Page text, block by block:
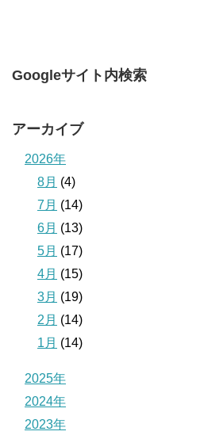
Googleサイト内検索
アーカイブ
2026年
8月 (4)
7月 (14)
6月 (13)
5月 (17)
4月 (15)
3月 (19)
2月 (14)
1月 (14)
2025年
2024年
2023年